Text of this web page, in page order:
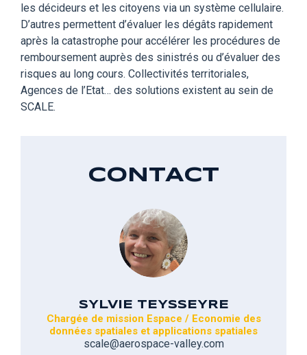
les décideurs et les citoyens via un système cellulaire.
D’autres permettent d’évaluer les dégâts rapidement
après la catastrophe pour accélérer les procédures de
remboursement auprès des sinistrés ou d’évaluer des
risques au long cours. Collectivités territoriales,
Agences de l’Etat… des solutions existent au sein de
SCALE.
CONTACT
SYLVIE TEYSSEYRE
Chargée de mission Espace / Economie des
données spatiales et applications spatiales
scale@aerospace-valley.com